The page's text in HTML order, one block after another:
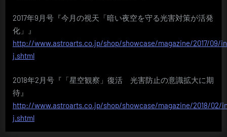
2017年9月号『今月の視天「暗い夜空を守る光害対策が活発
化」』
http://www.astroarts.co.jp/shop/showcase/magazine/2017/09/
j.shtml
2018年2月号『「星空観察」復活 光害防止の意識拡大に期
待』
http://www.astroarts.co.jp/shop/showcase/magazine/2018/02/
j.shtml